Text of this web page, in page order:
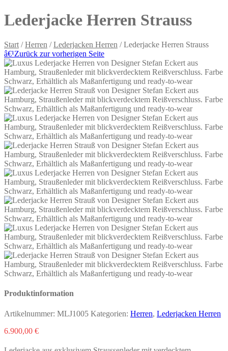
Lederjacke Herren Strauss
Start /Herren /Lederjacken Herren / Lederjacke Herren Strauss
â€¹Zurück zur vorherigen Seite
Produktinformation
Artikelnummer: MLJ1005 Kategorien: Herren, Lederjacken Herren
6.900,00 €